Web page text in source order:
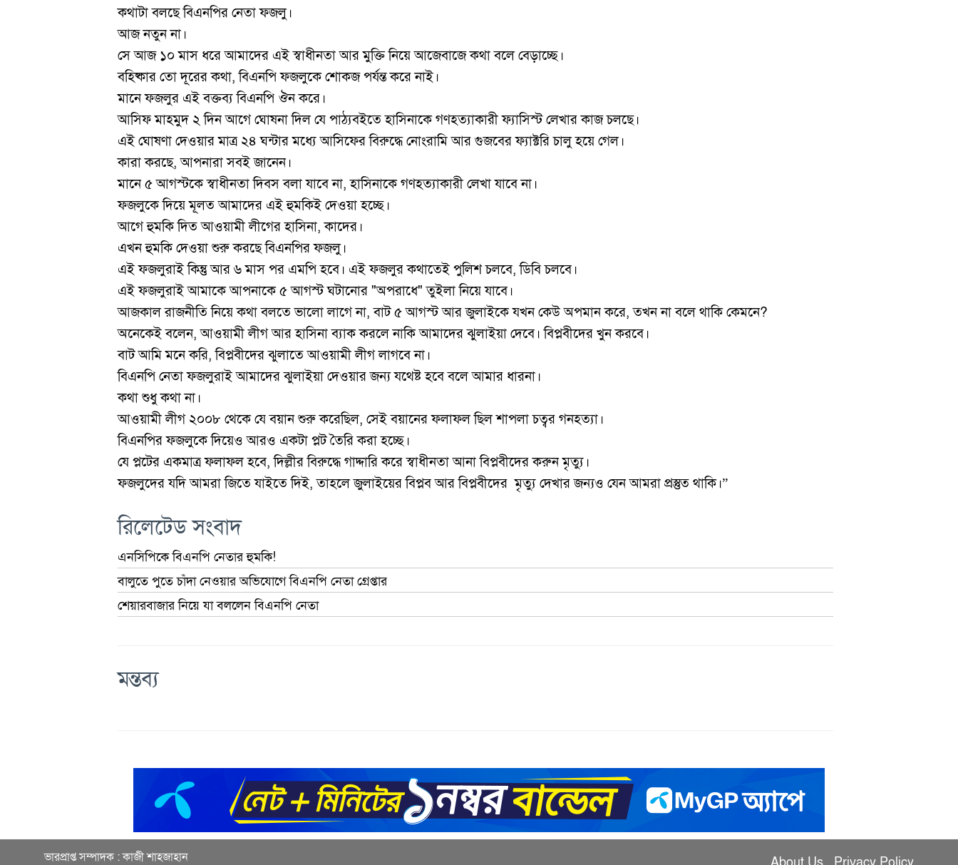
কথাটা বলছে বিএনপির নেতা ফজলু।
আজ নতুন না।
সে আজ ১০ মাস ধরে আমাদের এই স্বাধীনতা আর মুক্তি নিয়ে আজেবাজে কথা বলে বেড়াচ্ছে।
বহিষ্কার তো দূরের কথা, বিএনপি ফজলুকে শোকজ পর্যন্ত করে নাই।
মানে ফজলুর এই বক্তব্য বিএনপি ঔন করে।
আসিফ মাহমুদ ২ দিন আগে ঘোষনা দিল যে পাঠ্যবইতে হাসিনাকে গণহত্যাকারী ফ্যাসিস্ট লেখার কাজ চলছে।
এই ঘোষণা দেওয়ার মাত্র ২৪ ঘন্টার মধ্যে আসিফের বিরুদ্ধে নোংরামি আর গুজবের ফ্যাক্টরি চালু হয়ে গেল।
কারা করছে, আপনারা সবই জানেন।
মানে ৫ আগস্টকে স্বাধীনতা দিবস বলা যাবে না, হাসিনাকে গণহত্যাকারী লেখা যাবে না।
ফজলুকে দিয়ে মূলত আমাদের এই হুমকিই দেওয়া হচ্ছে।
আগে হুমকি দিত আওয়ামী লীগের হাসিনা, কাদের।
এখন হুমকি দেওয়া শুরু করছে বিএনপির ফজলু।
এই ফজলুরাই কিন্তু আর ৬ মাস পর এমপি হবে। এই ফজলুর কথাতেই পুলিশ চলবে, ডিবি চলবে।
এই ফজলুরাই আমাকে আপনাকে ৫ আগস্ট ঘটানোর "অপরাধে" তুইলা নিয়ে যাবে।
আজকাল রাজনীতি নিয়ে কথা বলতে ভালো লাগে না, বাট ৫ আগস্ট আর জুলাইকে যখন কেউ অপমান করে, তখন না বলে থাকি কেমনে?
অনেকেই বলেন, আওয়ামী লীগ আর হাসিনা ব্যাক করলে নাকি আমাদের ঝুলাইয়া দেবে। বিপ্লবীদের খুন করবে।
বাট আমি মনে করি, বিপ্লবীদের ঝুলাতে আওয়ামী লীগ লাগবে না।
বিএনপি নেতা ফজলুরাই আমাদের ঝুলাইয়া দেওয়ার জন্য যথেষ্ট হবে বলে আমার ধারনা।
কথা শুধু কথা না।
আওয়ামী লীগ ২০০৮ থেকে যে বয়ান শুরু করেছিল, সেই বয়ানের ফলাফল ছিল শাপলা চত্বর গনহত্যা।
বিএনপির ফজলুকে দিয়েও আরও একটা প্লট তৈরি করা হচ্ছে।
যে প্লটের একমাত্র ফলাফল হবে, দিল্লীর বিরুদ্ধে গাদ্দারি করে স্বাধীনতা আনা বিপ্লবীদের করুন মৃত্যু।
ফজলুদের যদি আমরা জিতে যাইতে দিই, তাহলে জুলাইয়ের বিপ্লব আর বিপ্লবীদের মৃত্যু দেখার জন্যও যেন আমরা প্রস্তুত থাকি।”
রিলেটেড সংবাদ
এনসিপিকে বিএনপি নেতার হুমকি!
বালুতে পুতে চাঁদা নেওয়ার অভিযোগে বিএনপি নেতা গ্রেপ্তার
শেয়ারবাজার নিয়ে যা বললেন বিএনপি নেতা
মন্তব্য
ভারপ্রাপ্ত সম্পাদক : কাজী শাহজাহান